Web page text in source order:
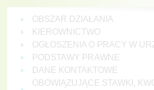
OBSZAR DZIAŁANIA
KIEROWNICTWO
OGŁOSZENIA O PRACY W
PODSTAWY PRAWNE
DANE KONTAKTOWE
OBOWIĄZUJĄCE STAWKI,